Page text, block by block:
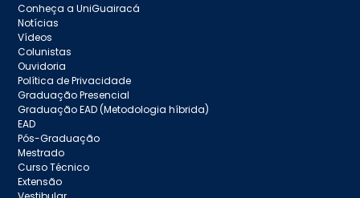
Conheça a UniGuairacá
Notícias
Vídeos
Colunistas
Ouvidoria
Política de Privacidade
Graduação Presencial
Graduação EAD (Metodologia híbrida)
EAD
Pós-Graduação
Mestrado
Curso Técnico
Extensão